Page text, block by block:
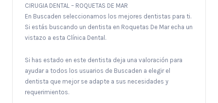
CIRUGIA DENTAL – ROQUETAS DE MAR
En Buscaden seleccionamos los mejores dentistas para ti.
Si estás buscando un dentista en Roquetas De Mar echa un
vistazo a esta Clínica Dental.
Si has estado en este dentista deja una valoración para
ayudar a todos los usuarios de Buscaden a elegir el
dentista que mejor se adapte a sus necesidades y
requerimientos.